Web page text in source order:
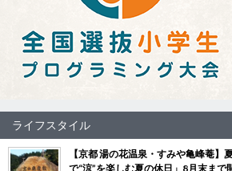
ライフスタイル
【京都 湯の花温泉・すみや亀峰菴】
で“涼”を楽しむ夏の休日」8月末まで